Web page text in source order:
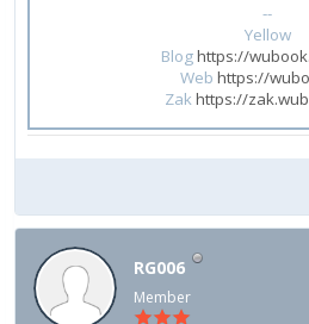
--
Yellow
Bloghttps://
Web https://
Zakhttps://
RG006
Member